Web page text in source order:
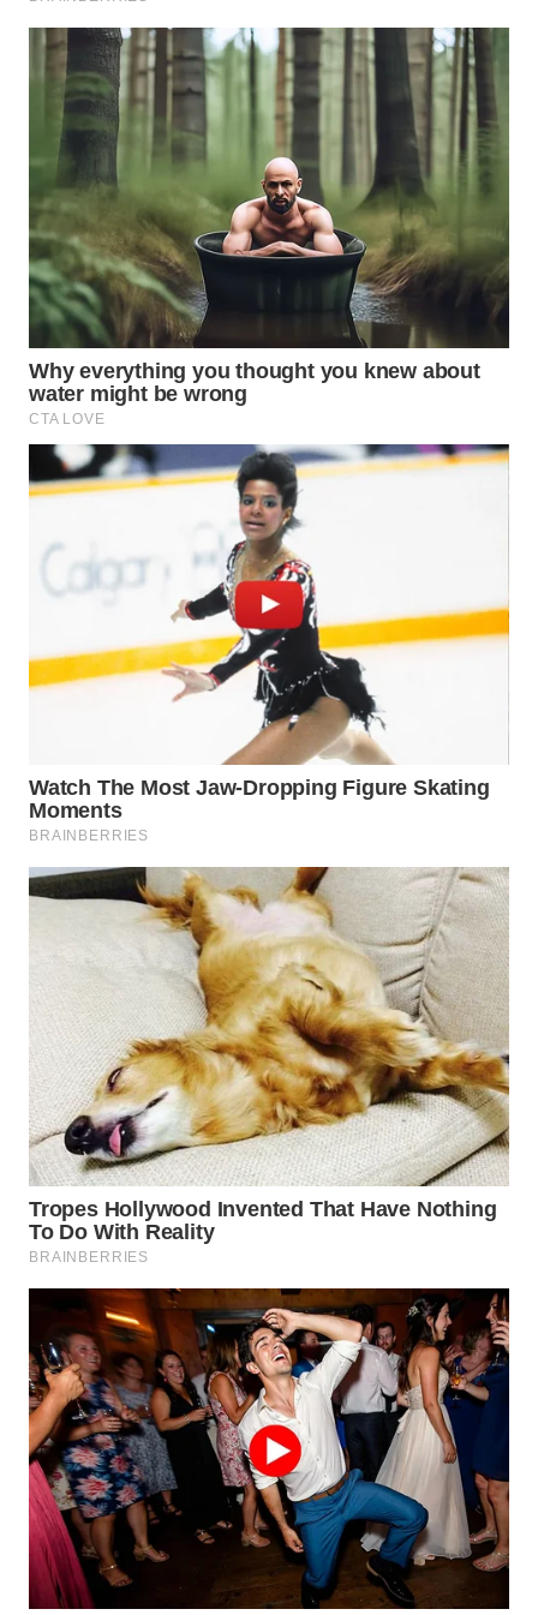
INDRAMAYU
WN
KUNINGAN
WN
MAJALENGKA
WN
SUBANG
WN
SUKABUMI
WN
PURWAKARTA
WN
SEMARANG
SOLO
WN
BOROBUDUR
MADURA
WN
SURABAYA
WN
NATUNA
WN
BINTAN
WN
MANDALIKA
WN
LIKUPANG
WN
LABUANBAJO
WN
BORNEO